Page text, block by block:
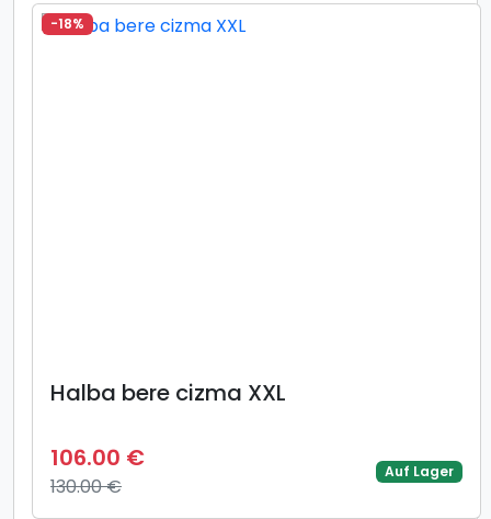
-18%
Halba bere cizma XXL
106.00 €
130.00 €
Auf Lager